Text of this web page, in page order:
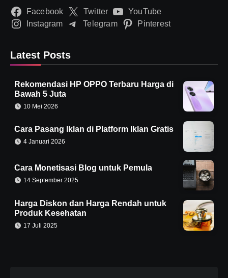
Facebook Twitter
YouTube
Instagram
Telegram Pinterest
Latest Posts
Rekomendasi HP OPPO Terbaru Harga di
Bawah 5 Juta
10 Mei 2026
Cara Pasang Iklan di Platform Iklan Gratis
4 Januari 2026
Cara Monetisasi Blog untuk Pemula
14 September 2025
Harga Diskon dan Harga Rendah untuk
Produk Kesehatan
17 Juli 2025